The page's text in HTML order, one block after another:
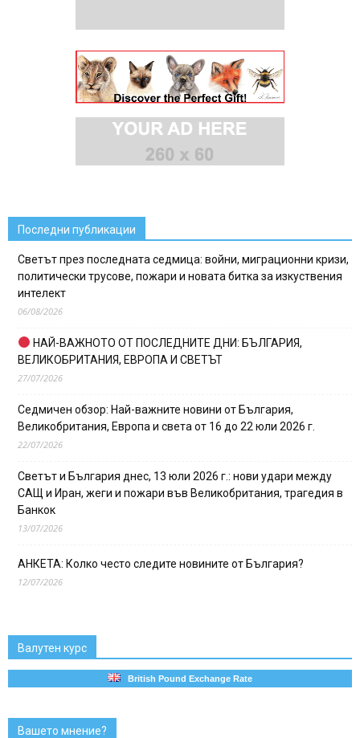
Последни публикации
Светът през последната седмица: войни, миграционни кризи,
политически трусове, пожари и новата битка за изкуствения
интелект
06/08/2026
НАЙ-ВАЖНОТО ОТ ПОСЛЕДНИТЕ ДНИ: БЪЛГАРИЯ,
ВЕЛИКОБРИТАНИЯ, ЕВРОПА И СВЕТЪТ
27/07/2026
Седмичен обзор: Най-важните новини от България,
Великобритания, Европа и света от 16 до 22 юли 2026 г.
22/07/2026
Светът и България днес, 13 юли 2026 г.: нови удари между
САЩ и Иран, жеги и пожари във Великобритания, трагедия в
Банкок
13/07/2026
АНКЕТА: Колко често следите новините от България?
12/07/2026
Валутен курс
British Pound Exchange Rate
Вашето мнение?